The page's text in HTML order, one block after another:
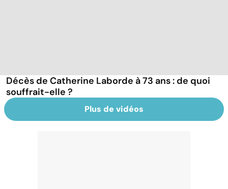
Décès de Catherine Laborde à 73 ans : de quoi
souffrait-elle ?
Plus de vidéos